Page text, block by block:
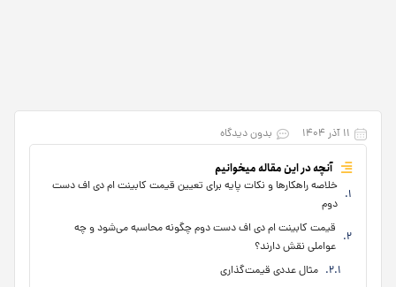
۱۱ آذر ۱۴۰۴ بدون دیدگاه
آنچه در این مقاله میخوانیم
خلاصه راهکارها و نکات پایه برای تعیین قیمت کابینت ام دی اف دست
دوم
قیمت کابینت ام دی اف دست دوم چگونه محاسبه می‌شود و چه
عواملی نقش دارند؟
مثال عددی قیمت‌گذاری